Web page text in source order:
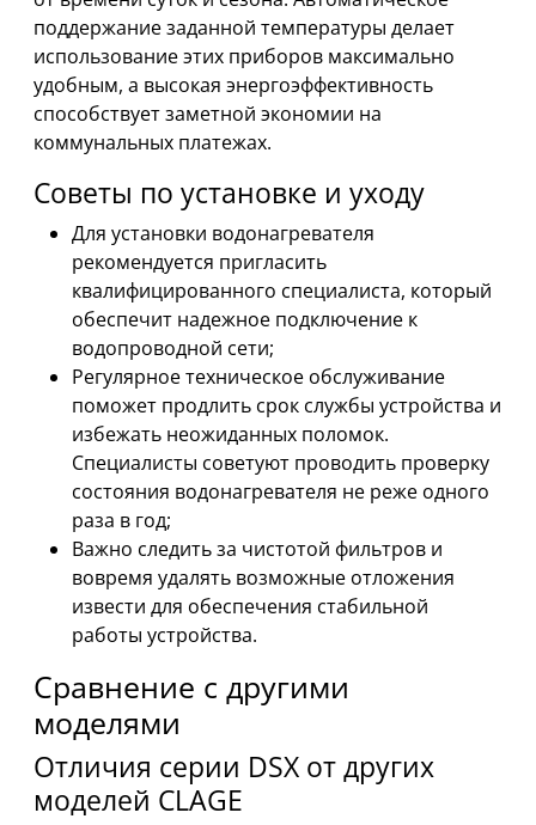
поддержание заданной температуры делает
использование этих приборов максимально
удобным, а высокая энергоэффективность
способствует заметной экономии на
коммунальных платежах.
Советы по установке и уходу
Для установки водонагревателя
рекомендуется пригласить
квалифицированного специалиста, который
обеспечит надежное подключение к
водопроводной сети;
Регулярное техническое обслуживание
поможет продлить срок службы устройства и
избежать неожиданных поломок.
Специалисты советуют проводить проверку
состояния водонагревателя не реже одного
раза в год;
Важно следить за чистотой фильтров и
вовремя удалять возможные отложения
извести для обеспечения стабильной
работы устройства.
Сравнение с другими
моделями
Отличия серии DSX от других
моделей CLAGE